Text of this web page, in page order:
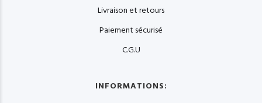
Livraison et retours
Paiement sécurisé
C.G.U
INFORMATIONS: